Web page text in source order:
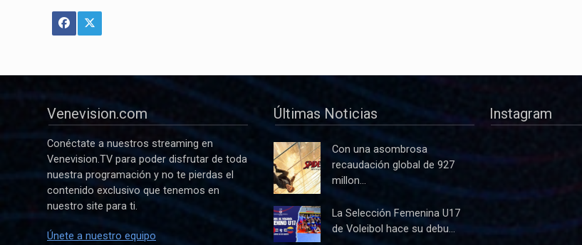
Venevision.com
Conéctate a nuestros streaming en
Venevision.TV para poder disfrutar de toda
nuestra programación y no te pierdas el
contenido exclusivo que tenemos en
nuestro site para ti.
Únete a nuestro equipo
Últimas Noticias
Con una asombrosa
recaudación global de 927
millon...
La Selección Femenina U17
de Voleibol hace su debu...
Instagram